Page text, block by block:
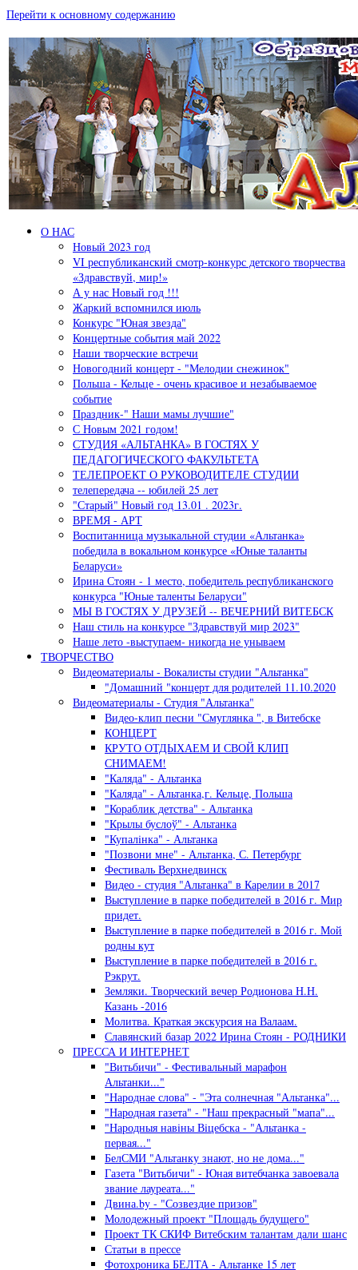
Перейти к основному содержанию
О НАС
Новый 2023 год
VI республиканский смотр-конкурс детского творчества
«Здравствуй, мир!»
А у нас Новый год !!!
Жаркий вспомнился июль
Конкурс "Юная звезда"
Концертные события май 2022
Наши творческие встречи
Новогодний концерт - "Мелодии снежинок"
Польша - Кельце - очень красивое и незабываемое
событие
Праздник-" Наши мамы лучшие"
С Новым 2021 годом!
СТУДИЯ «АЛЬТАНКА» В ГОСТЯХ У
ПЕДАГОГИЧЕСКОГО ФАКУЛЬТЕТА
ТЕЛЕПРОЕКТ О РУКОВОДИТЕЛЕ СТУДИИ
телепередача -- юбилей 25 лет
"Старый" Новый год 13.01 . 2023г.
ВРЕМЯ - АРТ
Воспитанница музыкальной студии «Альтанка»
победила в вокальном конкурсе «Юные таланты
Беларуси»
Ирина Стоян - 1 место, победитель республиканского
конкурса "Юные таленты Беларуси"
МЫ В ГОСТЯХ У ДРУЗЕЙ -- ВЕЧЕРНИЙ ВИТЕБСК
Наш стиль на конкурсе "Здравствуй мир 2023"
Наше лето -выступаем- никогда не унываем
ТВОРЧЕСТВО
Видеоматериалы - Вокалисты студии "Альтанка"
"Домашний "концерт для родителей 11.10.2020
Видеоматериалы - Студия "Альтанка"
Видео-клип песни "Смуглянка ", в Витебске
КОНЦЕРТ
КРУТО ОТДЫХАЕМ И СВОЙ КЛИП
СНИМАЕМ!
"Каляда" - Альтанка
"Каляда" - Альтанка,г. Кельце, Польша
"Кораблик детства" - Альтанка
"Крылы буслоў" - Альтанка
"Купалiнка" - Альтанка
"Позвони мне" - Альтанка, С. Петербург
Фестиваль Верхнедвинск
Видео - студия "Альтанка" в Карелии в 2017
Выступление в парке победителей в 2016 г. Мир
придет.
Выступление в парке победителей в 2016 г. Мой
родны кут
Выступление в парке победителей в 2016 г.
Рэкрут.
Земляки. Творческий вечер Родионова Н.Н.
Казань -2016
Молитва. Краткая экскурсия на Валаам.
Славянский базар 2022 Ирина Стоян - РОДНИКИ
ПРЕССА И ИНТЕРНЕТ
"Витьбичи" - Фестивальный марафон
Альтанки..."
"Народнае слова" - "Эта солнечная "Альтанка"...
"Народная газета" - "Наш прекрасный "мапа"...
"Народныя навiны Вiцебска - "Альтанка -
первая..."
БелСМИ "Альтанку знают, но не дома..."
Газета "Витьбичи" - Юная витебчанка завоевала
звание лауреата..."
Двина.by - "Созвездие призов"
Молодежный проект "Площадь будущего"
Проект ТК СКИФ Витебским талантам дали шанс
Статьи в прессе
Фотохроника БЕЛТА - Альтанке 15 лет